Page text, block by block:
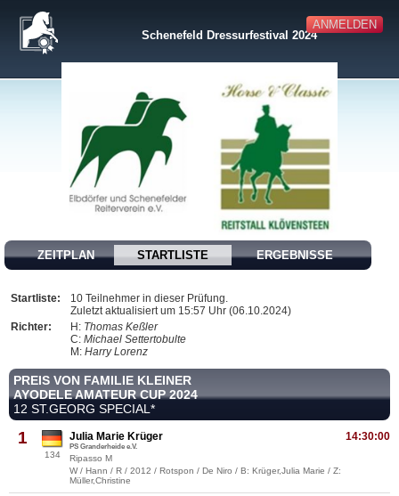
ANMELDEN
Schenefeld Dressurfestival 2024
ZEITPLAN STARTLISTE ERGEBNISSE
Startliste:
10 Teilnehmer in dieser Prüfung.
Zuletzt aktualisiert um 15:57 Uhr (06.10.2024)
Richter:
H: Thomas Keßler
C: Michael Settertobulte
M: Harry Lorenz
PREIS VON FAMILIE KLEINER
AYODELE AMATEUR CUP 2024
12 ST.GEORG SPECIAL*
1
134
14:30:00
Julia Marie Krüger
PS Granderheide e.V.
Ripasso M
W / Hann / R / 2012 / Rotspon / De Niro / B: Krüger,Julia Marie / Z:
Müller,Christine